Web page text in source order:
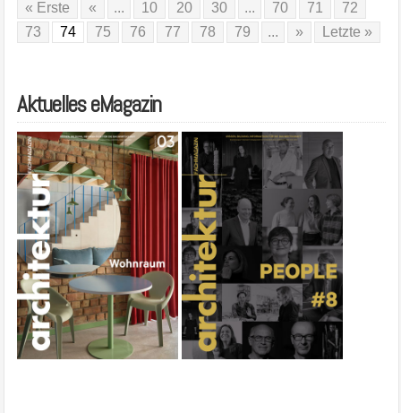
« Erste « ... 10 20 30 ... 70 71
72
73
74 75 76 77 78 79 ... » Letzte »
Aktuelles eMagazin